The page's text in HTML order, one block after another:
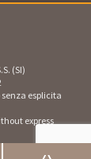
(SI)
esplicita
express